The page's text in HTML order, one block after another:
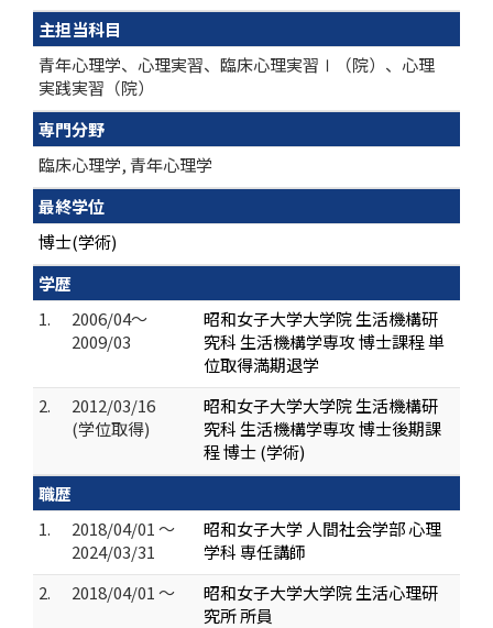
主担当科目
青年心理学、心理実習、臨床心理実習Ⅰ（院）、心理
実践実習（院）
専門分野
臨床心理学, 青年心理学
最終学位
博士(学術)
学歴
1.
2006/04～
2009/03
昭和女子大学大学院 生活機構研
究科 生活機構学専攻 博士課程 単
位取得満期退学
2.
2012/03/16
(学位取得)
昭和女子大学大学院 生活機構研
究科 生活機構学専攻 博士後期課
程 博士 (学術)
職歴
1.
2018/04/01 ～
2024/03/31
昭和女子大学 人間社会学部 心理
学科 専任講師
2.
2018/04/01 ～
昭和女子大学大学院 生活心理研
究所 所員